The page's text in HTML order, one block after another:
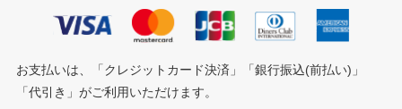
お支払いは、「クレジットカード決済」「銀行振込(前払い)」
「代引き」がご利用いただけます。